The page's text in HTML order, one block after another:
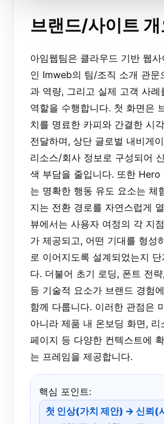
브랜드/사이트 개
아임웹팀은 클라우드 기반 웹
인 Imweb의 팀/조직 소개 관문
과 역량, 그리고 실제 고객 사례
역할을 수행합니다. 첫 화면은
치를 명료한 카피와 간결한 시
전달하며, 상단 글로벌 내비게
리소스/회사 정보로 구성되어
색 부담을 줄입니다. 또한 Hero
는 명확한 행동 유도 요소는 체
지는 전환 경로를 자연스럽게
뷰에서는 사용자 여정의 각 지
가 제공되고, 어떤 기대를 형성
로 이어지도록 설계되었는지
다. 더불어 초기 로딩, 폰트 전
등 기술적 요소가 브랜드 경험
함께 다룹니다. 이러한 관점은
아니라 제품 내 온보딩 화면, 리
페이지 등 다양한 컨텍스트에
는 프레임을 제공합니다.
핵심 포인트:
첫 인상(가치 제안) → 신뢰(